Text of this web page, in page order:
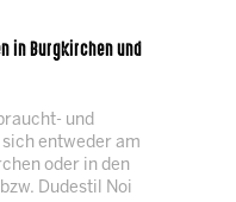
in Burgkirchen und
und
entweder am
oder in den
Dudestil Noi